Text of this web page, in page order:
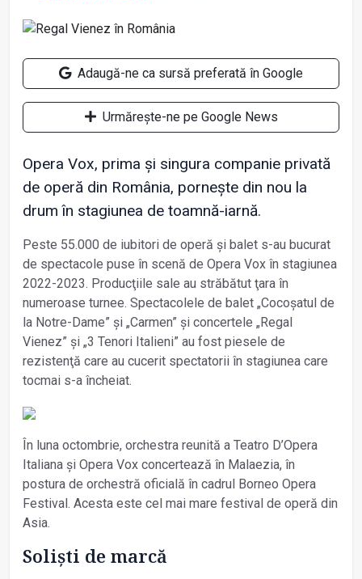
Concursul Internațional George Enescu, la ceas
Adaugă-ne ca sursă preferată în Google
Urmărește-ne pe Google News
Opera Vox, prima și singura companie privată
de operă din România, pornește din nou la
drum în stagiunea de toamnă-iarnă.
Peste 55.000 de iubitori de operă şi balet s-au bucurat
de spectacole puse în scenă de Opera Vox în stagiunea
2022-2023. Producţiile sale au străbătut ţara în
numeroase turnee. Spectacolele de balet „Cocoșatul de
la Notre-Dame” și „Carmen” şi concertele „Regal
Vienez” şi „3 Tenori Italieni” au fost piesele de
rezistenţă care au cucerit spectatorii în stagiunea care
tocmai s-a încheiat.
În luna octombrie, orchestra reunită a Teatro D’Opera
Italiana și Opera Vox concertează în Malaezia, în
postura de orchestră oficială în cadrul Borneo Opera
Festival. Acesta este cel mai mare festival de operă din
Asia.
Soliști de marcă